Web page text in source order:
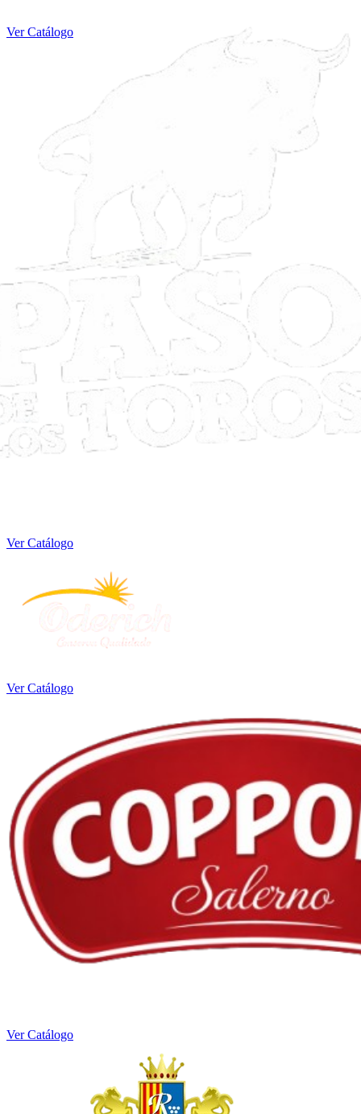
Ver Catálogo
Ver Catálogo
Ver Catálogo
Ver Catálogo